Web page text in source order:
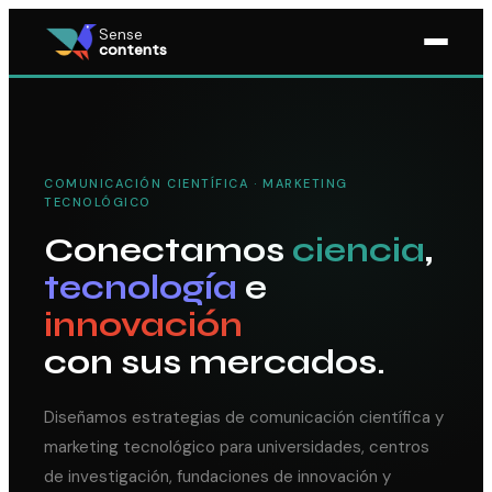
Sense
contents
COMUNICACIÓN CIENTÍFICA · MARKETING
TECNOLÓGICO
Conectamos ciencia,
tecnología e
innovación
con sus mercados.
Diseñamos estrategias de comunicación científica y
marketing tecnológico para universidades, centros
de investigación, fundaciones de innovación y